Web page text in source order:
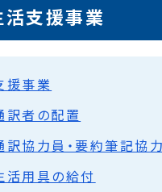
支援事業
援事業
訳者の配置
訳協力員・要約筆記協
活用具の給付